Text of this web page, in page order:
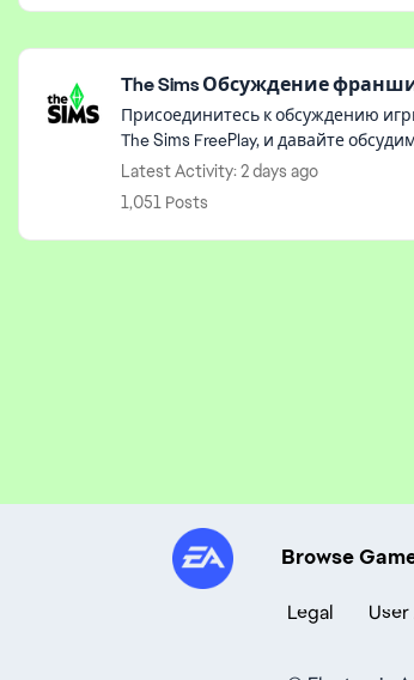
Featured Places
The Sims Обсуждение
Присоединитесь к обсуждению
The Sims FreePlay, и давайте
Latest Activity: 2 days ago
1,051 Posts
Browse
Legal